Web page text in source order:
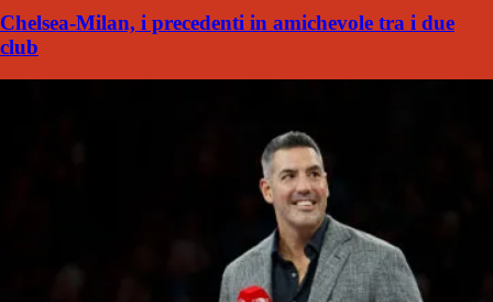
Chelsea-Milan, i precedenti in amichevole tra i due
club